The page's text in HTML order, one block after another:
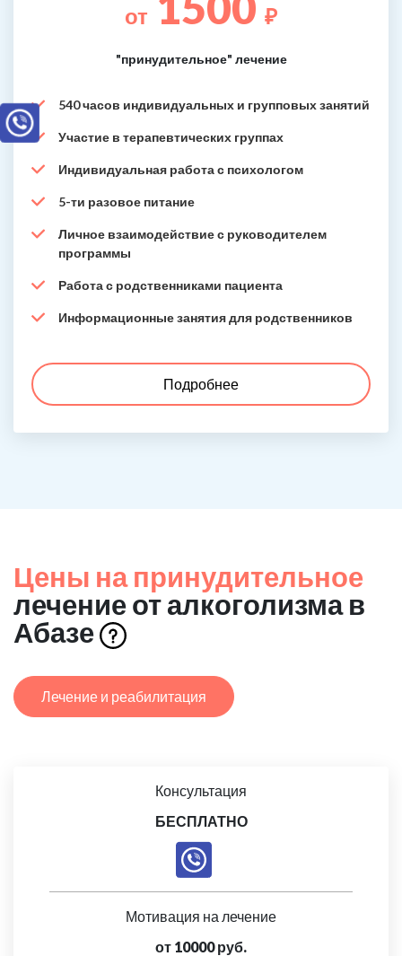
от ₽
"принудительное" лечение
540 часов индивидуальных и групповых занятий
Участие в терапевтических группах
Индивидуальная работа с психологом
5-ти разовое питание
Личное взаимодействие с руководителем
программы
Работа с родственниками пациента
Информационные занятия для родственников
Подробнее
Цены на принудительное
лечение от алкоголизма в
Абазе
Лечение и реабилитация
Консультация
БЕСПЛАТНО
Мотивация на лечение
от 10000 руб.